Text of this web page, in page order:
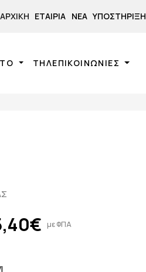
ΑΡΧΙΚΉ ΕΤΑΙΡΊΑ ΝΈΑ ΥΠΟΣΤΉΡΙΞΗ
ΤΗΛΕΠΙΚΟΙΝΩΝΙΕΣ
με ΦΠΑ